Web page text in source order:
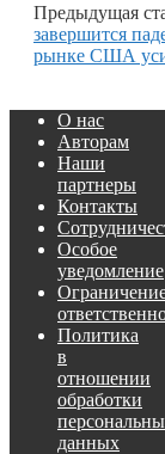
Предыдущая
завершится
рынке США
О нас
Авторам
Наши
партнеры
Контакты
Особое
уведомление
Политика
в
отношении
обработки
данных